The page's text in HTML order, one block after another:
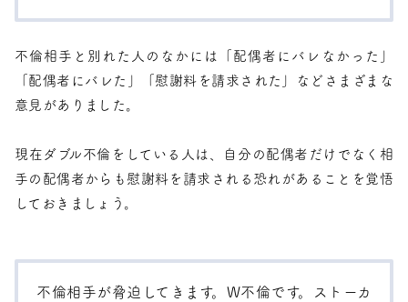
不倫相手と別れた人のなかには「配偶者にバレなかった」
「配偶者にバレた」「慰謝料を請求された」などさまざまな
意見がありました。
現在ダブル不倫をしている人は、自分の配偶者だけでなく相
手の配偶者からも慰謝料を請求される恐れがあることを覚悟
しておきましょう。
不倫相手が脅迫してきます。W不倫です。ストーカ